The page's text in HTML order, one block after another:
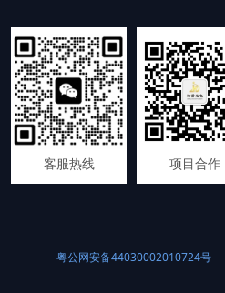
客服热线 项目合作
粤公网安备44030002010724号